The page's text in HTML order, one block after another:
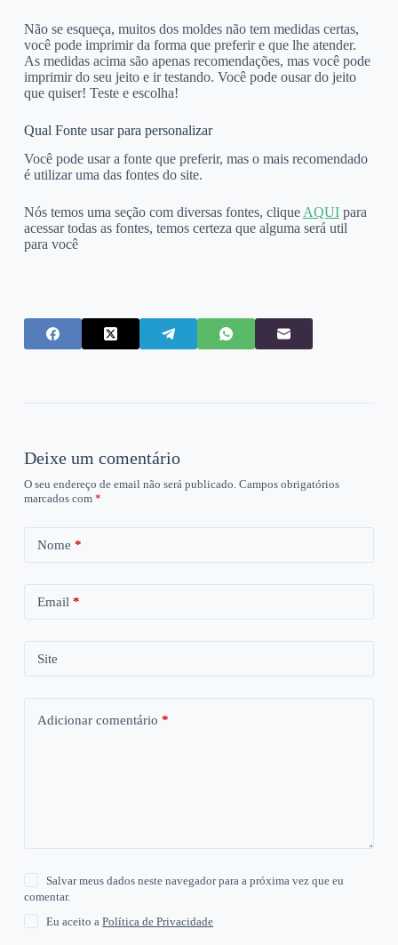
Não se esqueça, muitos dos moldes não tem medidas certas,
você pode imprimir da forma que preferir e que lhe atender.
As medidas acima são apenas recomendações, mas você pode
imprimir do seu jeito e ir testando. Você pode ousar do jeito
que quiser! Teste e escolha!
Qual Fonte usar para personalizar
Você pode usar a fonte que preferir, mas o mais recomendado
é utilizar uma das fontes do site.
Nós temos uma seção com diversas fontes, clique AQUIpara
acessar todas as fontes, temos certeza que alguma será util
para você
Deixe um comentário
O seu endereço de email não será publicado. Campos obrigatórios
marcados com *
Nome *
Email *
Site
Adicionar comentário *
Salvar meus dados neste navegador para a próxima vez que eu
comentar.
Eu aceito aPolítica de Privacidade